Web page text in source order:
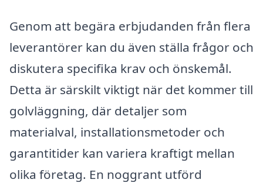
Genom att begära erbjudanden från flera
leverantörer kan du även ställa frågor och
diskutera specifika krav och önskemål.
Detta är särskilt viktigt när det kommer till
golvläggning, där detaljer som
materialval, installationsmetoder och
garantitider kan variera kraftigt mellan
olika företag. En noggrant utförd